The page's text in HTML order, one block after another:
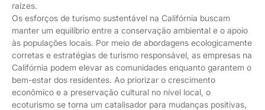
raízes.
Os esforços de turismo sustentável na Califórnia buscam
manter um equilíbrio entre a conservação ambiental e o apoio
às populações locais. Por meio de abordagens ecologicamente
corretas e estratégias de turismo responsável, as empresas na
Califórnia podem elevar as comunidades enquanto garantem o
bem-estar dos residentes. Ao priorizar o crescimento
econômico e a preservação cultural no nível local, o
ecoturismo se torna um catalisador para mudanças positivas,